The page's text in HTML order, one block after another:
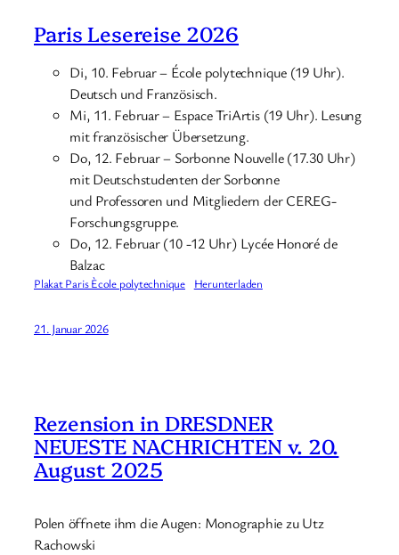
Paris Lesereise 2026
Di, 10. Februar – École polytechnique (19 Uhr).
Deutsch und Französisch.
Mi, 11. Februar – Espace TriArtis (19 Uhr). Lesung
mit französischer Übersetzung.
Do, 12. Februar – Sorbonne Nouvelle (17.30 Uhr)
mit Deutschstudenten der Sorbonne
und Professoren und Mitgliedern der CEREG-
Forschungsgruppe.
Do, 12. Februar (10 -12 Uhr) Lycée Honoré de
Balzac
Plakat Paris Ècole polytechnique Herunterladen
21. Januar 2026
Rezension in DRESDNER
NEUESTE NACHRICHTEN v. 20.
August 2025
Polen öffnete ihm die Augen: Monographie zu Utz
Rachowski